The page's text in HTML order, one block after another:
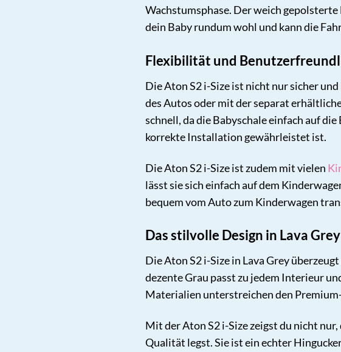
Wachstumsphase. Der weich
dein Baby rundum wohl und kann die
Flexibilität und
Die Aton S2 i-Size ist nicht nur sicher
des Autos oder mit der separat
schnell, da die Babyschale einfach auf
korrekte Installation gewährleistet ist.
Die Aton S2 i-Size ist zudem mit vielen
lässt sie sich einfach auf dem
bequem vom Auto zum Kinderwagen
Das stilvolle Design in Lava Grey
Die Aton S2 i-Size in Lava Grey
dezente Grau passt zu jedem Interieur
Materialien unterstreichen den
Mit der Aton S2 i-Size zeigst du nicht
Qualität legst. Sie ist ein echter